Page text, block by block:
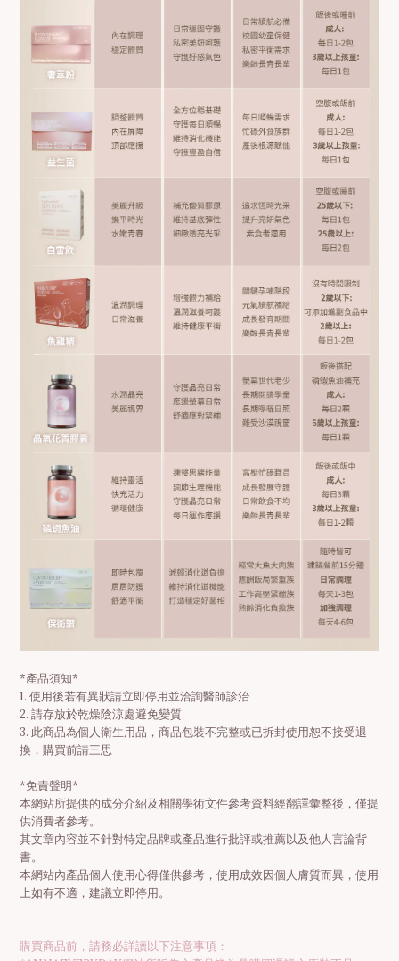
*產品須知*
1. 使用後若有異狀請立即停用並洽詢醫師診治
2. 請存放於乾燥陰涼處避免變質
3. 此商品為個人衛生用品，商品包裝不完整或已拆封使用恕不接受退
換，購買前請三思
*免責聲明*
本網站所提供的成分介紹及相關學術文件參考資料經翻譯彙整後，僅提
供消費者參考。
其文章內容並不針對特定品牌或產品進行批評或推薦以及他人言論背
書。
本網站內產品個人使用心得僅供參考，使用成效因個人膚質而異，使用
上如有不適，建議立即停用。
購買商品前，請務必詳讀以下注意事項：